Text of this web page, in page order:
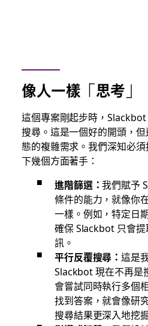
像人一樣「思考」
這個專案剛起步時，
搜尋。這是一個好的開頭，
態的複雜需求。我們深知必
下幾個方面著手：
進階篩選：我們賦予
條件的能力，就像你
一樣。例如，特定日
確保 Slackbot 只會
訊。
平行反覆搜尋：這是
Slackbot 現在不再是
會嘗試同時執行多個
找到答案，就會像研
搜尋結果更深入地挖